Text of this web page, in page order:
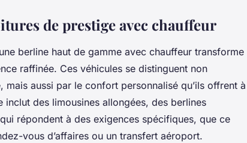
de prestige avec chauffeur
berline haut de gamme avec chauffeur transforme
raffinée. Ces véhicules se distinguent non
mais aussi par le confort personnalisé qu’ils offrent à
des limousines allongées, des berlines
répondent à des exigences spécifiques, que ce
vous d’affaires ou un transfert aéroport.